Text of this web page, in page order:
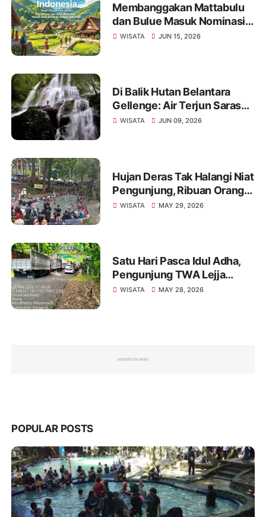
Membanggakan Mattabulu
dan Bulue Masuk Nominasi
Desa Wisata Terbaik Se-
WISATA JUN 15, 2026
Di Balik Hutan Belantara
Gellenge: Air Terjun Sarasa
Tanre yang Menanti
WISATA JUN 09, 2026
Hujan Deras Tak Halangi Niat
Pengunjung, Ribuan Orang
Tetap Padati TWA Lejja,Satu
WISATA MAY 29, 2026
Satu Hari Pasca Idul Adha,
Pengunjung TWA Lejja
Tembus Angka 2.627 Orang
WISATA MAY 28, 2026
POPULAR POSTS